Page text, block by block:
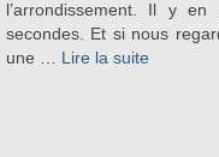
l’arrondissement. Il y
secondes. Et si nous
une … Lire la suite­­